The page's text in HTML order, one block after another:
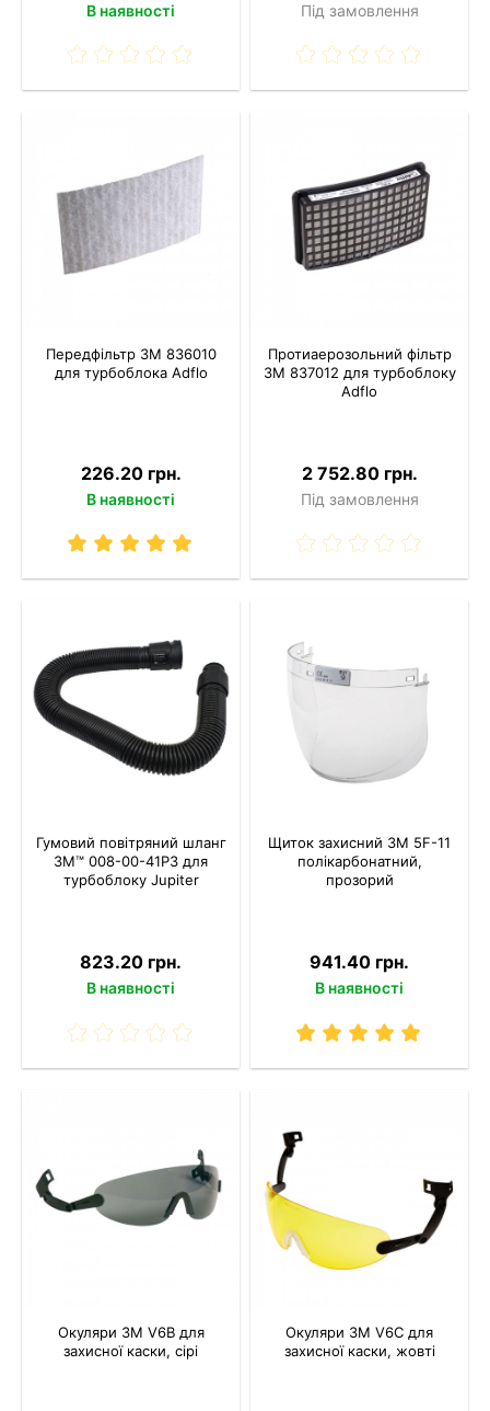
В наявності Під замовлення
Передфільтр 3M 836010
для турбоблока Adflo
226.20 грн.
В наявності
Протиаерозольний фільтр
3M 837012 для турбоблоку
Adflo
2 752.80 грн.
Під замовлення
Гумовий повітряний шланг
3M™ 008-00-41P3 для
турбоблоку Jupiter
823.20 грн.
В наявності
Щиток захисний 3M 5F-11
полікарбонатний,
прозорий
941.40 грн.
В наявності
Окуляри 3M V6B для
захисної каски, сірі
Окуляри 3M V6C для
захисної каски, жовті